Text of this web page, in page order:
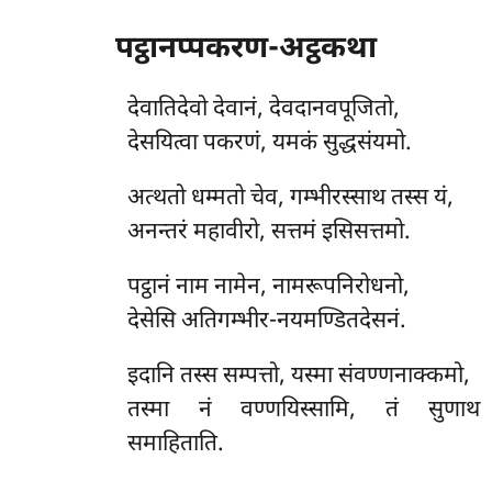
पट्ठानप्पकरण-अट्ठकथा
देवातिदेवोदेवानं, देवदानवपूजितो,
देसयित्वा पकरणं, यमकं सुद्धसंयमो.
अत्थतो धम्मतो चेव, गम्भीरस्साथ तस्स यं,
अनन्तरं महावीरो, सत्तमं इसिसत्तमो.
पट्ठानं नाम नामेन, नामरूपनिरोधनो,
देसेसि अतिगम्भीर-नयमण्डितदेसनं.
इदानितस्स सम्पत्तो, यस्मा संवण्णनाक्कमो,
तस्मा नं वण्णयिस्सामि, तं सुणाथ
समाहिताति.